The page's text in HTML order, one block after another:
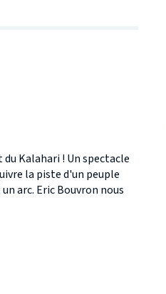
Kalahari ! Un spectacle
la piste d'un peuple
arc. Eric Bouvron nous